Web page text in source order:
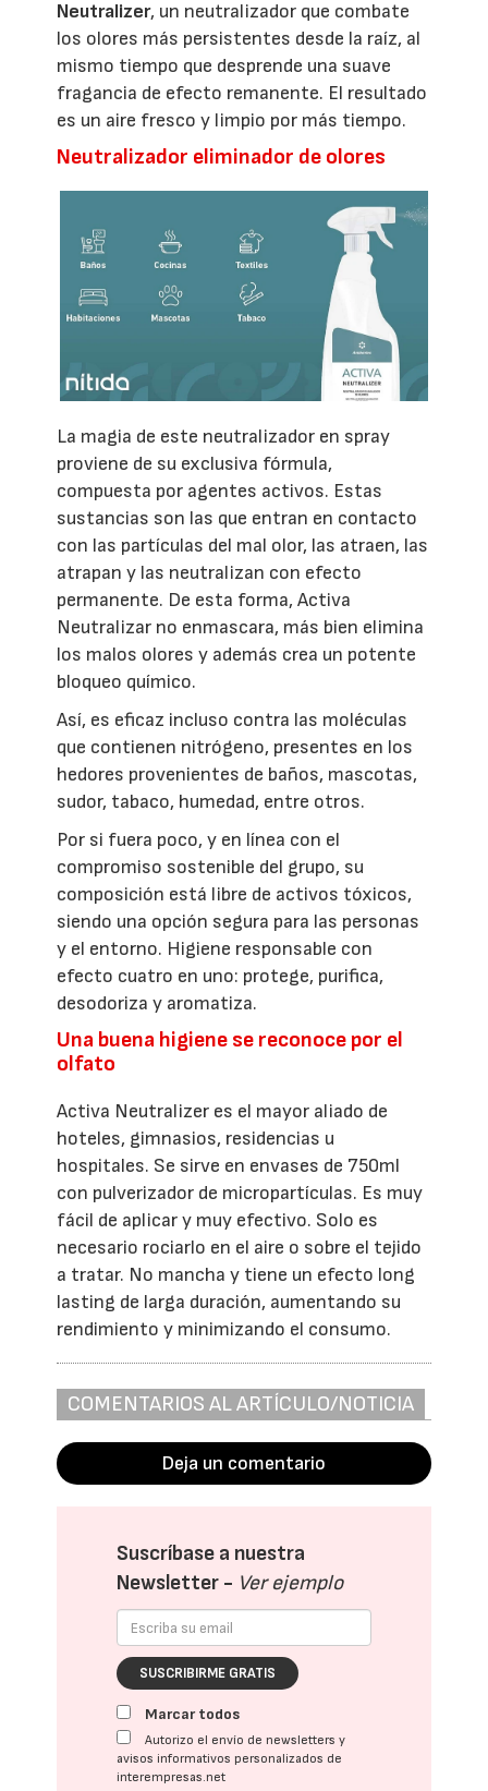
Neutralizer, un neutralizador que combate
los olores más persistentes desde la raíz, al
mismo tiempo que desprende una suave
fragancia de efecto remanente. El resultado
es un aire fresco y limpio por más tiempo.
Neutralizador eliminador de olores
La magia de este neutralizador en spray
proviene de su exclusiva fórmula,
compuesta por agentes activos. Estas
sustancias son las que entran en contacto
con las partículas del mal olor, las atraen, las
atrapan y las neutralizan con efecto
permanente. De esta forma, Activa
Neutralizar no enmascara, más bien elimina
los malos olores y además crea un potente
bloqueo químico.
Así, es eficaz incluso contra las moléculas
que contienen nitrógeno, presentes en los
hedores provenientes de baños, mascotas,
sudor, tabaco, humedad, entre otros.
Por si fuera poco, y en línea con el
compromiso sostenible del grupo, su
composición está libre de activos tóxicos,
siendo una opción segura para las personas
y el entorno. Higiene responsable con
efecto cuatro en uno: protege, purifica,
desodoriza y aromatiza.
Una buena higiene se reconoce por el
olfato
Activa Neutralizer es el mayor aliado de
hoteles, gimnasios, residencias u
hospitales. Se sirve en envases de 750ml
con pulverizador de micropartículas. Es muy
fácil de aplicar y muy efectivo. Solo es
necesario rociarlo en el aire o sobre el tejido
a tratar. No mancha y tiene un efecto long
lasting de larga duración, aumentando su
rendimiento y minimizando el consumo.
COMENTARIOS AL ARTÍCULO/NOTICIA
Deja un comentario
Suscríbase a nuestra
Newsletter - Ver ejemplo
SUSCRIBIRME GRATIS
Marcar todos
Autorizo el envío de newsletters y
avisos informativos personalizados de
interempresas.net